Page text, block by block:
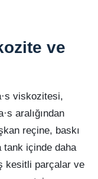
ve
viskozitesi,
aralığından
reçine, baskı
tank içinde daha
kesitli parçalar ve